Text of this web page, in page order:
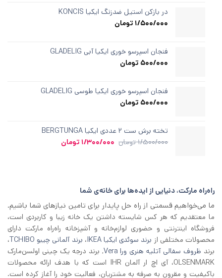
از
در
در بازکن استیل ضدزنگ ایکیا KONCIS
1/500/000 تومان
فنجان اسپرسو خوری ایکیا آبی GLADELIG
500/000 تومان
فنجان اسپرسو خوری ایکیا طوسی GLADELIG
500/000 تومان
تخته برش ست ۲ عددی ایکیا BERGTUNGA
1/500/000 تومان قیمت
1/300/000 تومان
راه‌راه مارکت، دنیایی از ایده‌ها برای خانه‌ی شما
ما می‌خواهیم قسمتی از راه حل پایدار برای تامین نیازهای شما باشیم.
ما معتقدیم که هر کس شایسته داشتن یک خانه زیبا و کاربردی است،
فروشگاه اینترنتی و حضوری لوازم‌خانه و آشپزخانه راه‌راه مارکت دارای
محصولات مختلفی از برند سوئدی ایکیا IKEA ، برند آلمانی چیبو TCHIBO
،
برند ظروف سفالی آتلیه هنری ورا Vera
, برند درجه یک چینی اولسن‌مارک
OLSENMARK، آی اچ‌ ار آلمان IHR است که با هدف ارائه محصولات
باکیفیت و مقرون به صرفه به مشتریان، فعالیت خود را آغاز کرده است.